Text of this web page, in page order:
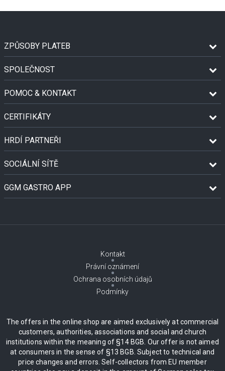
ZPŮSOBY PLATEB
SPOLEČNOST
POMOC & KONTAKT
CERTIFIKÁTY
HRDÍ PARTNEŘI
SOCIÁLNÍ SÍTĚ
GGM GASTRO APP
Kontakt
Právní oznámení
Ochrana osobních údajů
Podmínky
The offers in the online shop are aimed exclusively at commercial
customers, authorities, associations and social and church
institutions within the meaning of §14 BGB. Our offer is not aimed
at consumers in the sense of §13 BGB. Subject to technical and
price changes and errors. Self-collectors from EU member